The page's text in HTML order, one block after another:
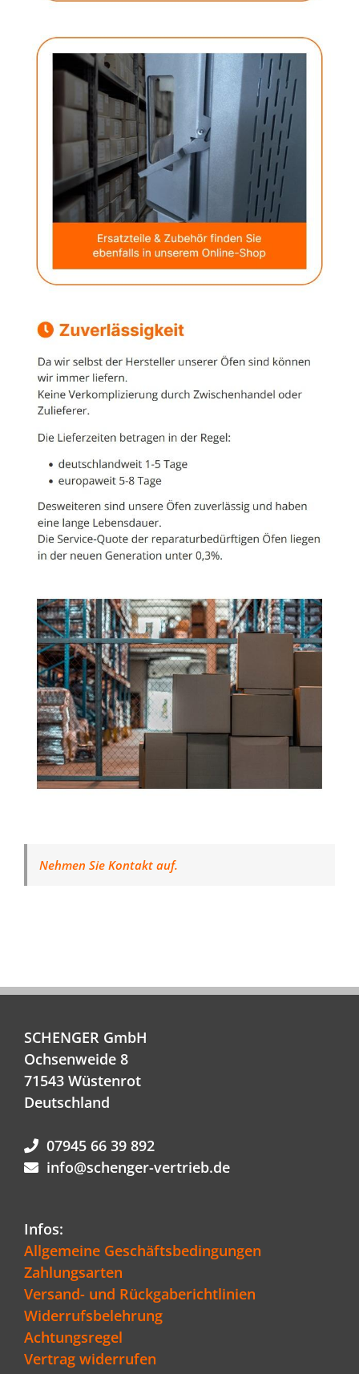
Nehmen Sie Kontakt auf.
SCHENGER GmbH
Ochsenweide 8
71543 Wüstenrot
Deutschland
07945 66 39 892
info@schenger-vertrieb.de
Infos:
Allgemeine Geschäftsbedingungen
Zahlungsarten
Versand- und Rückgaberichtlinien
Widerrufsbelehrung
Achtungsregel
Vertrag widerrufen